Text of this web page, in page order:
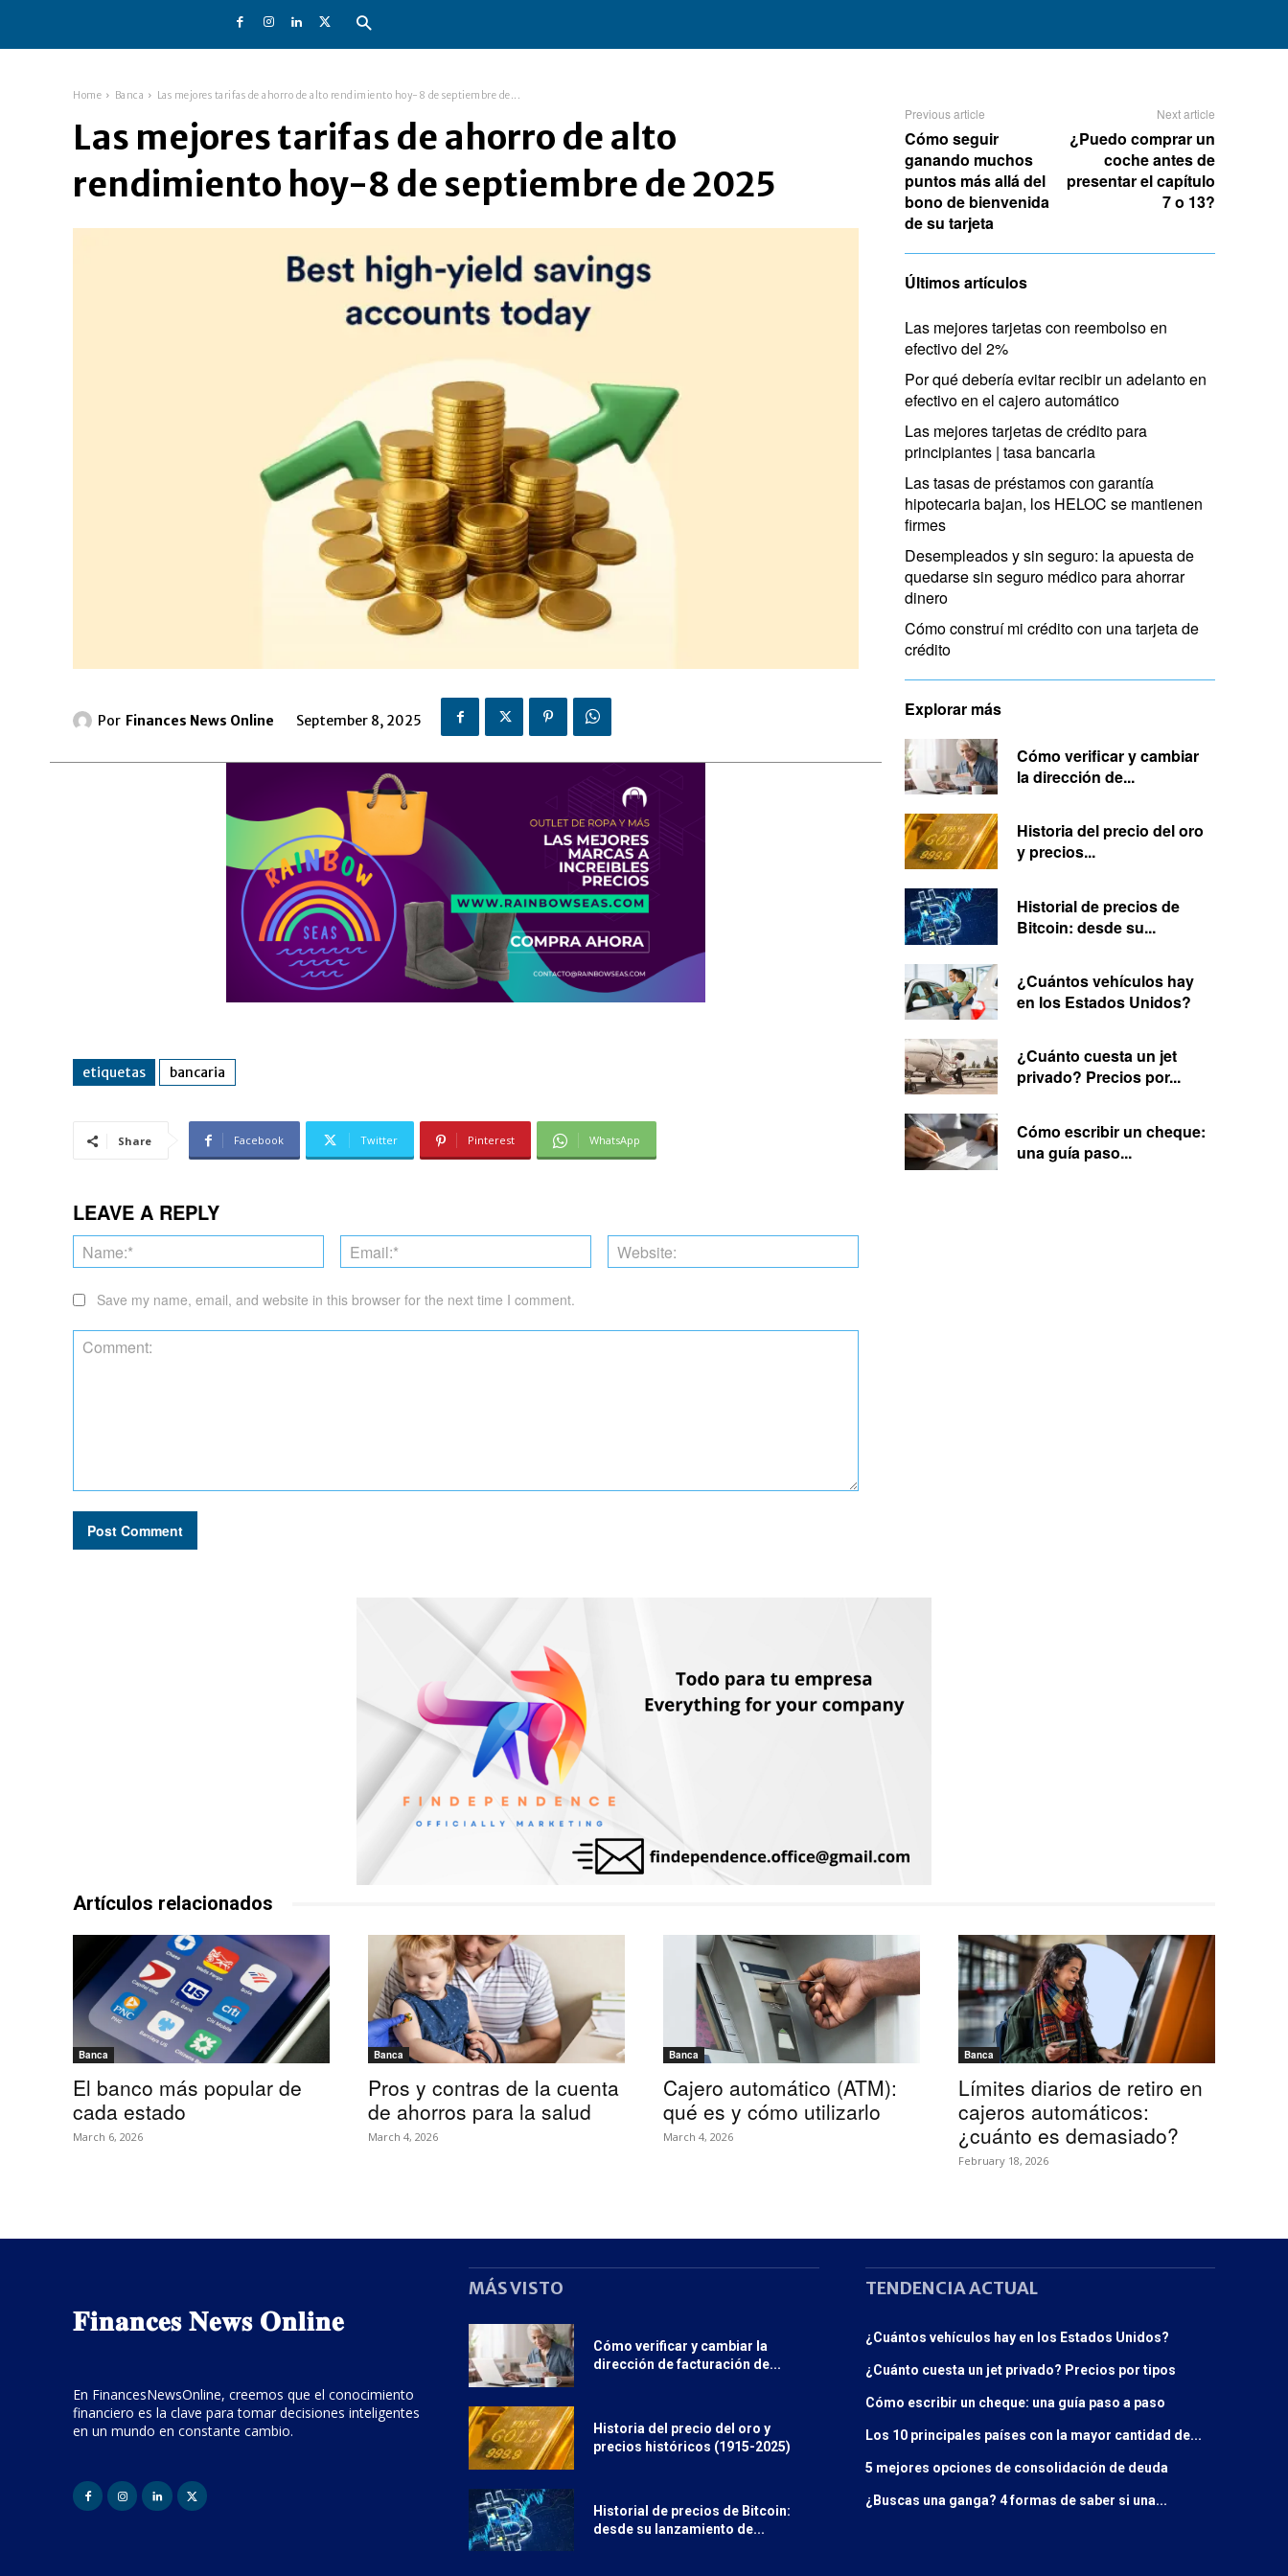
Home Banca Las mejores tarifas de ahorro de alto rendimiento hoy-8 de septiembre de...
Las mejores tarifas de ahorro de alto
rendimiento hoy-8 de septiembre de 2025
Por Finances News Online September 8, 2025
etiquetas bancaria
Share Facebook Twitter Pinterest WhatsApp
LEAVE A REPLY
Name:* Email:*
Save my name, email, and website in this browser for the next time I comment.
Previous article
Cómo seguir
ganando muchos
puntos más allá del
bono de bienvenida
de su tarjeta
Next article
¿Puedo comprar un
coche antes de
presentar el capítulo
7 o 13?
Últimos artículos
Las mejores tarjetas con reembolso en
efectivo del 2%
Por qué debería evitar recibir un adelanto en
efectivo en el cajero automático
Las mejores tarjetas de crédito para
principiantes | tasa bancaria
Las tasas de préstamos con garantía
hipotecaria bajan, los HELOC se mantienen
firmes
Desempleados y sin seguro: la apuesta de
quedarse sin seguro médico para ahorrar
dinero
Cómo construí mi crédito con una tarjeta de
crédito
Explorar más
Cómo verificar y cambiar
la dirección de...
Historia del precio del oro
y precios...
Historial de precios de
Bitcoin: desde su...
¿Cuántos vehículos hay
en los Estados Unidos?
¿Cuánto cuesta un jet
privado? Precios por...
Cómo escribir un cheque:
una guía paso...
Artículos relacionados
Banca
El banco más popular de
cada estado
March 6, 2026
Banca
Pros y contras de la cuenta
de ahorros para la salud
March 4, 2026
Banca
Cajero automático (ATM):
qué es y cómo utilizarlo
March 4, 2026
Banca
Límites diarios de retiro en
cajeros automáticos:
¿cuánto es demasiado?
February 18, 2026
𝐅𝐢𝐧𝐚𝐧𝐜𝐞𝐬 𝐍𝐞𝐰𝐬 𝐎𝐧𝐥𝐢𝐧𝐞
En FinancesNewsOnline, creemos que el conocimiento
financiero es la clave para tomar decisiones inteligentes
en un mundo en constante cambio.
MÁS VISTO
Cómo verificar y cambiar la
dirección de facturación de...
Historia del precio del oro y
precios históricos (1915-2025)
Historial de precios de Bitcoin:
desde su lanzamiento de...
TENDENCIA ACTUAL
¿Cuántos vehículos hay en los Estados Unidos?
¿Cuánto cuesta un jet privado? Precios por tipos
Cómo escribir un cheque: una guía paso a paso
Los 10 principales países con la mayor cantidad de...
5 mejores opciones de consolidación de deuda
¿Buscas una ganga? 4 formas de saber si una...